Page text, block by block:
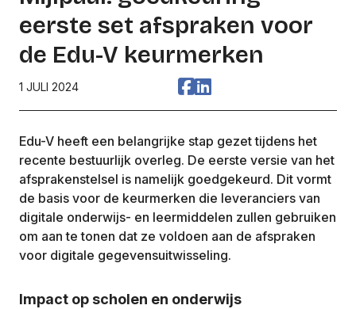
eerste set afspraken voor
de Edu-V keurmerken
1 JULI 2024
Edu-V heeft een belangrijke stap gezet tijdens het
recente bestuurlijk overleg. De eerste versie van het
afsprakenstelsel is namelijk goedgekeurd. Dit vormt
de basis voor de keurmerken die leveranciers van
digitale onderwijs- en leermiddelen zullen gebruiken
om aan te tonen dat ze voldoen aan de afspraken
voor digitale gegevensuitwisseling.
Impact op scholen en onderwijs